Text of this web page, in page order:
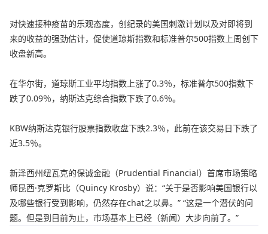
对快速接种疫苗的乐观态度，创纪录的美国刺激计划以及对即将到
来的收益的强劲估计，促使道琼斯指数和标准普尔500指数上周创下
收盘新高。
在华尔街，道琼斯工业平均指数上涨了0.3％，标准普尔500指数下
跌了0.09％，纳斯达克综合指数下跌了0.6％。
KBW纳斯达克银行股票指数收盘下跌2.3％，此前在该交易日下跌了
近3.5％。
新泽西州纽瓦克的保诚金融（Prudential Financial）首席市场策略
师昆西·克罗斯比（Quincy Krosby）说：“关于是否影响美国银行以
及哪些银行受到影响，仍然存在chat之以鼻。” “这是一个潜伏的问
题。但是到目前为止，市场基本上已经（新闻）大步向前了。”